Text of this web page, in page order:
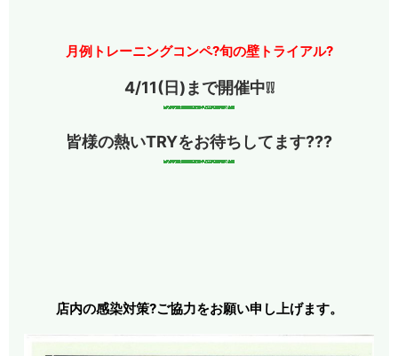
月例トレーニングコンペ?旬の壁トライアル?
4/11(日)まで開催中❕❕
皆様の熱いTRYをお待ちしてます???
店内の感染対策?ご協力をお願い申し上げます。